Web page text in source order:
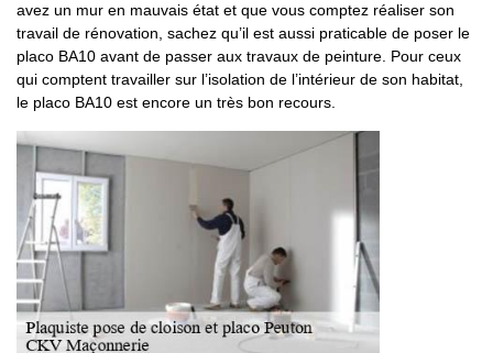
avez un mur en mauvais état et que vous comptez réaliser son
travail de rénovation, sachez qu’il est aussi praticable de poser le
placo BA10 avant de passer aux travaux de peinture. Pour ceux
qui comptent travailler sur l’isolation de l’intérieur de son habitat,
le placo BA10 est encore un très bon recours.